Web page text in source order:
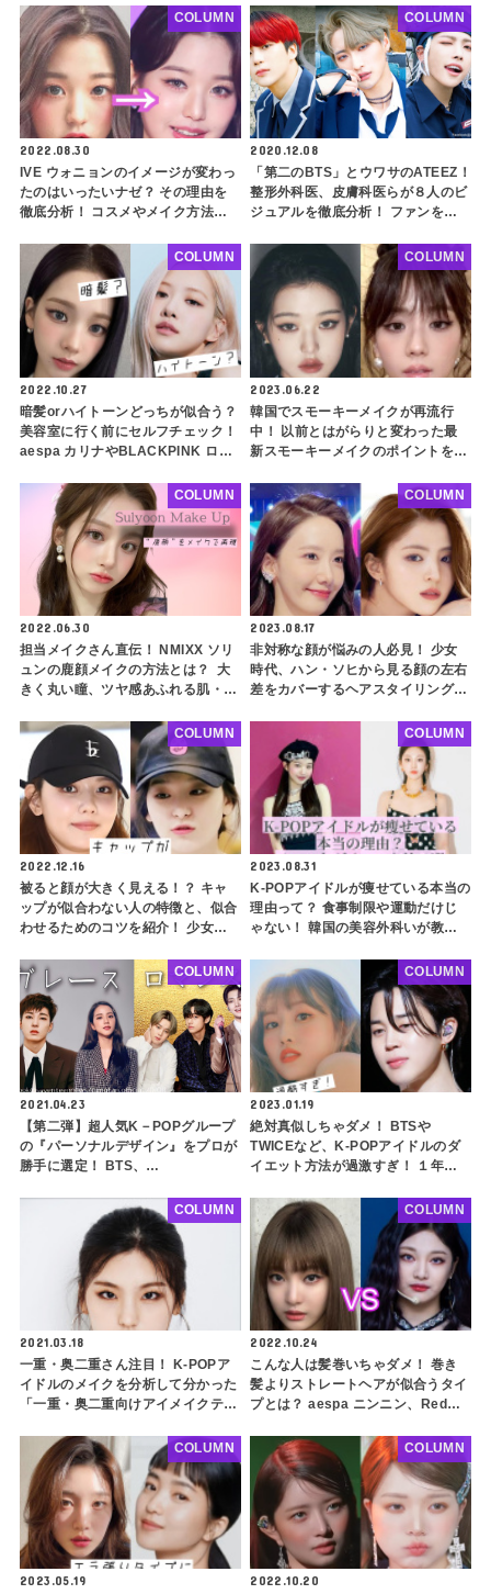
2022.08.30
IVE ウォニョンのイメージが変わっ
たのはいったいナゼ？ その理由を
徹底分析！ コスメやメイク方法な
イメチェンのポイントも解説
COLUMN
2020.12.08
「第二のBTS」とウワサのATEEZ！
整形外科医、皮膚科医らが８人のビ
ジュアルを徹底分析！ ファンをギ
COLUMN
2022.10.27
暗髪orハイトーンどっちが似合う？
美容室に行く前にセルフチェック！
aespa カリナやBLACKPINK ロゼ
合う髪色を探してみよう
COLUMN
2023.06.22
韓国でスモーキーメイクが再流行
中！ 以前とはがらりと変わった最
新スモーキーメイクのポイントを徹
入れてる！ おすすめアイシャドウ
も紹介
COLUMN
2022.06.30
担当メイクさん直伝！ NMIXX ソリ
ュンの鹿顔メイクの方法とは？ 大
きく丸い瞳、ツヤ感あふれる肌・・
ジュアルクイーンの清純なかわいさ
を真似しちゃおう
COLUMN
2023.08.17
非対称な顔が悩みの人必見！ 少女
時代、ハン・ソヒから見る顔の左右
差をカバーするヘアスタイリングの
COLUMN
2022.12.16
被ると顔が大きく見える！？ キャ
ップが似合わない人の特徴と、似合
わせるためのコツを紹介！ 少女時
合わない・・ その理由とは？
COLUMN
2023.08.31
K-POPアイドルが痩せている本当の
理由って？ 食事制限や運動だけじ
ゃない！ 韓国の美容外科いが教え
ト方法を６つご紹介
COLUMN
2021.04.23
【第二弾】超人気K－POPグループ
の『パーソナルデザイン』をプロが
勝手に選定！ BTS、
合うファッションは何・・？
COLUMN
2023.01.19
絶対真似しちゃダメ！ BTSや
TWICEなど、K-POPアイドルのダ
イエット方法が過激すぎ！ １年以
衝撃のエピソード９選・・ かなり
緩和された最近のアイドルの食事も
紹介
COLUMN
2021.03.18
一重・奥二重さん注目！ K-POPア
イドルのメイクを分析して分かった
「一重・奥二重向けアイメイクテク
COLUMN
2022.10.24
こんな人は髪巻いちゃダメ！ 巻き
髪よりストレートヘアが似合うタイ
プとは？ aespa ニンニン、Red
の人は必見
COLUMN
2023.05.19
COLUMN
2022.10.20
COLUMN